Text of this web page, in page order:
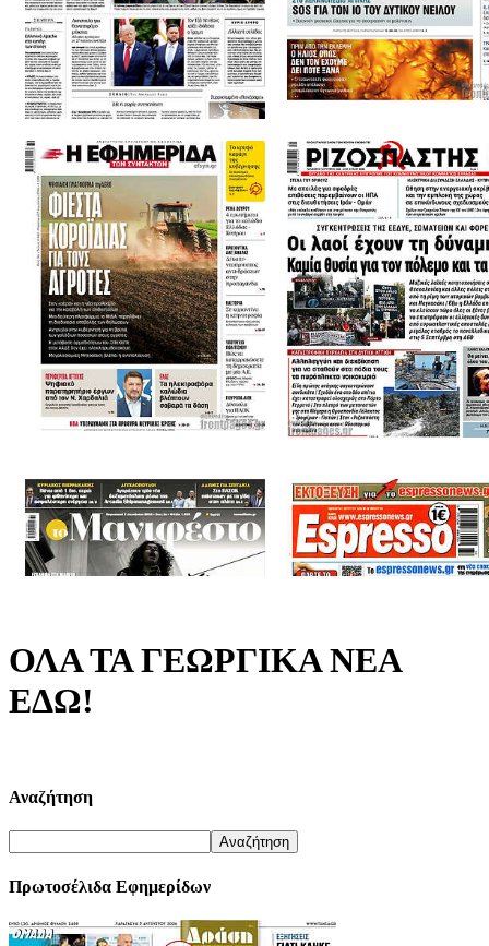
ΟΛΑ ΤΑ ΓΕΩΡΓΙΚΑ ΝΕΑ
ΕΔΩ!
Αναζήτηση
Πρωτοσέλιδα Εφημερίδων